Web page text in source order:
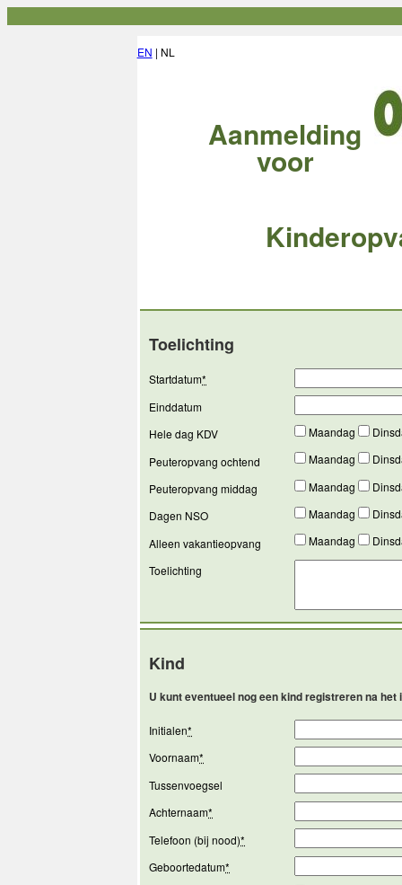
EN | NL
Aanmelding
voor
Toelichting
Startdatum*
Einddatum
Hele dag KDV
Maandag
Peuteropvang ochtend
Maandag
Peuteropvang middag
Maandag
Dagen NSO
Maandag
Alleen vakantieopvang
Maandag
Toelichting
Kind
U kunt eventueel nog een kind registreren na
Initialen*
Voornaam*
Tussenvoegsel
Achternaam*
Telefoon (bij nood)*
Geboortedatum*